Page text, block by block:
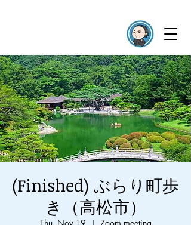
(Finished) ぶらり町歩
き（高松市）